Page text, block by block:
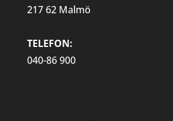
217 62 Malmö
TELEFON:
040-86 900